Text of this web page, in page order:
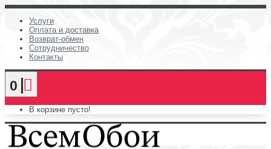
Услуги
Оплата и доставка
Возврат-обмен
Сотрудничество
Контакты
0
В корзине пусто!